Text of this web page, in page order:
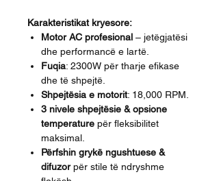
Karakteristikat kryesore:
Motor AC profesional – jetëgjatësi
dhe performancë e lartë.
Fuqia: 2300W për tharje efikase
dhe të shpejtë.
Shpejtësia e motorit: 18,000 RPM.
3 nivele shpejtësie & opsione
temperature për fleksibilitet
maksimal.
Përfshin grykë ngushtuese &
difuzorpër stile të ndryshme